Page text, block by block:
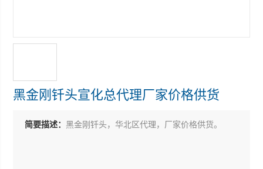
黑金刚钎头宣化总代理厂家价格供货
简要描述：黑金刚钎头，华北区代理，厂家价格供货。